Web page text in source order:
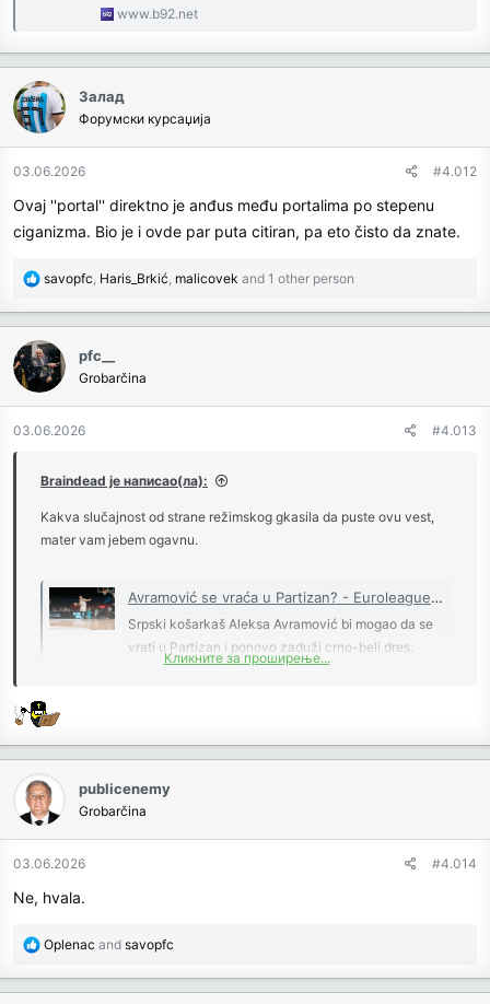
www.b92.net
Залад
Форумски курсаџија
03.06.2026 #4.012
Ovaj ''portal'' direktno je anđus među portalima po stepenu
ciganizma. Bio je i ovde par puta citiran, pa eto čisto da znate.
R
a
c
t
i
n
savopfc Haris_Brkić malicovek and 1 other person
pfc__
Grobarčina
03.06.2026 #4.013
Braindead је написао(ла):
Kakva slučajnost od strane režimskog gkasila da puste ovu vest,
mater vam jebem ogavnu.
Avramović se vraća u Partizan? - Euroleague - Košarka - B92.sport - B92.net
Srpski košarkaš Aleksa Avramović bi mogao da se
vrati u Partizan i ponovo zaduži crno-beli dres.
Кликните за проширење...
publicenemy
Grobarčina
03.06.2026 #4.014
Ne, hvala.
R
a
Oplenac and savopfc